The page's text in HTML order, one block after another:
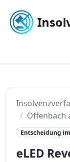
Offenbach
Entscheidung
eLED